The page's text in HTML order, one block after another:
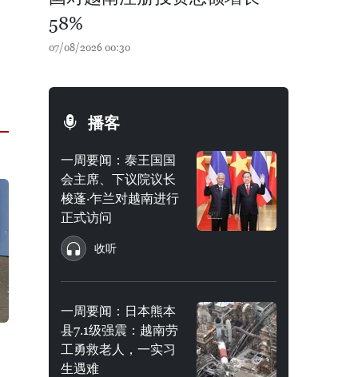
58%
07/08/2026 00:30
播客
一周要闻：泰王国国
会主席、下议院议长
梭蓬·乍兰对越南进行
正式访问
收听
一周要闻：日本熊本
县7.1级强震：越南劳
工勇救老人，一实习
生遇难